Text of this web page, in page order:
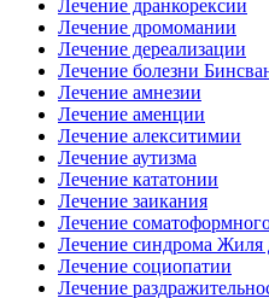
Лечение дранкорексии
Лечение дромомании
Лечение дереализации
Лечение болезни
Лечение амнезии
Лечение аменции
Лечение алекситимии
Лечение аутизма
Лечение кататонии
Лечение заикания
Лечение
Лечение синдрома Жиля
Лечение социопатии
Лечение